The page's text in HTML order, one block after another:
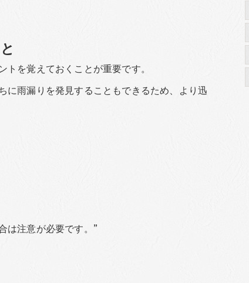
を覚えておくことが重要です。
雨漏りを発見することもできるため、より迅
は注意が必要です。”